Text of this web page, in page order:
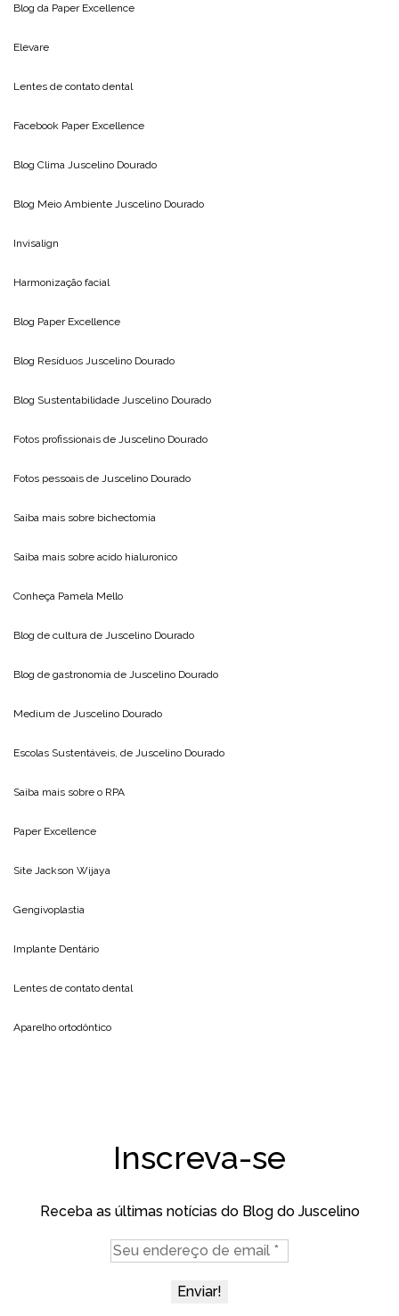
Blog da Paper Excellence
Elevare
Lentes de contato dental
Facebook Paper Excellence
Blog Clima Juscelino Dourado
Blog Meio Ambiente Juscelino Dourado
Invisalign
Harmonização facial
Blog Paper Excellence
Blog Resíduos Juscelino Dourado
Blog Sustentabilidade Juscelino Dourado
Fotos profissionais de Juscelino Dourado
Fotos pessoais de Juscelino Dourado
Saiba mais sobre bichectomia
Saiba mais sobre acido hialuronico
Conheça Pamela Mello
Blog de cultura de Juscelino Dourado
Blog de gastronomia de Juscelino Dourado
Medium de Juscelino Dourado
Escolas Sustentáveis, de Juscelino Dourado
Saiba mais sobre o RPA
Paper Excellence
Site Jackson Wijaya
Gengivoplastia
Implante Dentário
Lentes de contato dental
Aparelho ortodôntico
Inscreva-se
Receba as últimas notícias do Blog do Juscelino